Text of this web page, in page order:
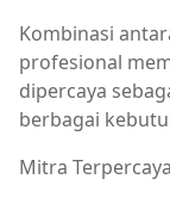
Kombinasi
profesional
dipercaya
berbagai
Mitra